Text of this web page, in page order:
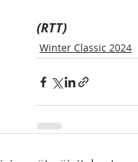
(RTT)
Winter Classic 2024